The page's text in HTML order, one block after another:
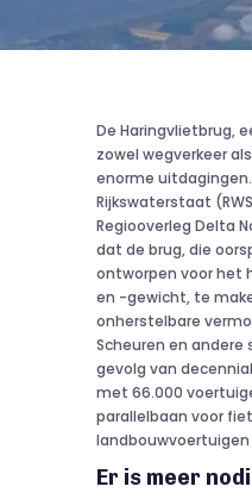
De Haringvlietbrug,
zowel wegverkeer
enorme
Rijkswaterstaat
Regiooverleg Delta
dat de brug, die
ontworpen voor het
en -gewicht, te
onherstelbare
Scheuren en
gevolg van
met 66.000
parallelbaan voor
landbouwvoertuigen
Er is meer